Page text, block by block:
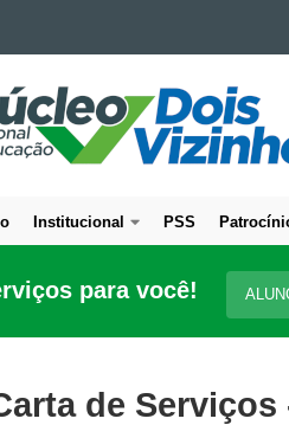
Institucional PSS
para você!
de